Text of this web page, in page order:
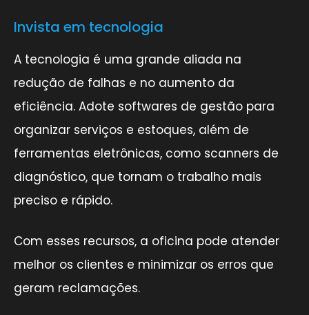
Invista em tecnologia
A tecnologia é uma grande aliada na
redução de falhas e no aumento da
eficiência. Adote softwares de gestão para
organizar serviços e estoques, além de
ferramentas eletrônicas, como scanners de
diagnóstico, que tornam o trabalho mais
preciso e rápido.
Com esses recursos, a oficina pode atender
melhor os clientes e minimizar os erros que
geram reclamações.